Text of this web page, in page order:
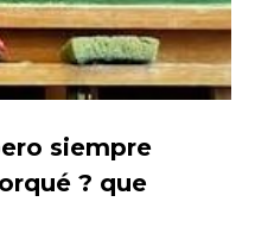
siempre
? que